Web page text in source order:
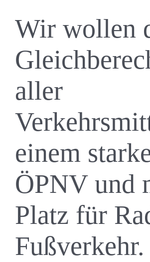
Wir wollen
aller
einem
ÖPNV und
Platz für
Fußverkehr.